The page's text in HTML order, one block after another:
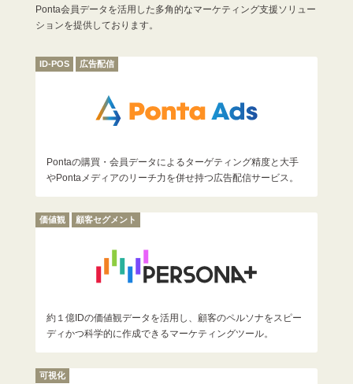
Ponta会員データを活用した多角的なマーケティング支援ソリュー
ションを提供しております。
ID-POS 広告配信
Pontaの購買・会員データによるターゲティング精度と大手
やPontaメディアのリーチ力を併せ持つ広告配信サービス。
価値観 顧客セグメント
約１億IDの価値観データを活用し、顧客のペルソナをスピー
ディかつ科学的に作成できるマーケティングツール。
可視化